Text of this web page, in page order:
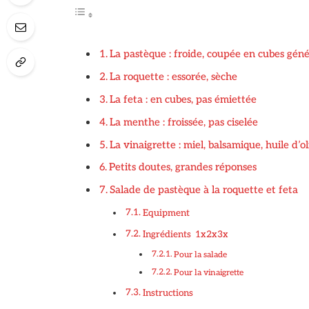
La pastèque : froide, coupée en cubes
La roquette : essorée, sèche
La feta : en cubes, pas émiettée
La menthe : froissée, pas ciselée
La vinaigrette : miel, balsamique, huile
Petits doutes, grandes réponses
Salade de pastèque à la roquette et feta
Equipment
Ingrédients 1x2x3x
Pour la salade
Pour la vinaigrette
Instructions